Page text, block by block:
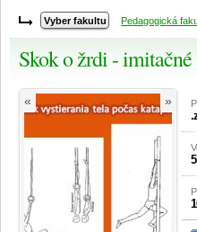
Pedagogická
Skok o žrdi -
« »